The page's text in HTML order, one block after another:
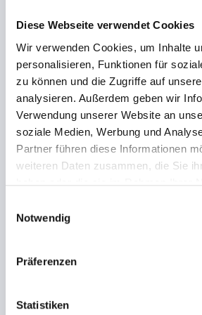
Diese Webseite verwendet Cookies
Wir verwenden Cookies, um Inhalte
personalisieren, Funktionen für
zu können und die Zugriffe auf
analysieren. Außerdem geben wir
Verwendung unserer Website an
soziale Medien, Werbung und
Partner führen diese Informationen
weiteren Daten zusammen, die Sie
haben oder die sie im Rahmen Ihrer
Notwendig
Präferenzen
Statistiken
Sofern abweichende
Veranstaltungsabsagen,
Änderungen im Live Programm)
Ticketkäufer der entsprechenden
jedoch ohne dazu verpflichtet zu
diesem Falle allerdings keine
Korrektheit und Vollständigkeit
Die Verantwortung liegt
jeweiligen Veranstalter.
tixlr haftet gemäß den
oder bei arglistigem Verhalten von